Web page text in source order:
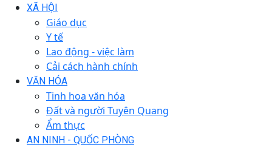
XÃ HỘI
Giáo dục
Y tế
Lao động - việc làm
Cải cách hành chính
VĂN HÓA
Tinh hoa văn hóa
Đất và người Tuyên Quang
Ẩm thực
AN NINH - QUỐC PHÒNG